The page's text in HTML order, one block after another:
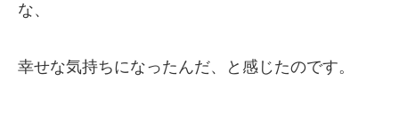
な、
幸せな気持ちになったんだ、と感じたのです。